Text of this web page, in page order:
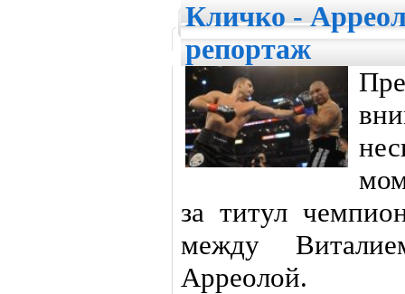
Кличко -
репортаж
за титул
между
Арреолой.